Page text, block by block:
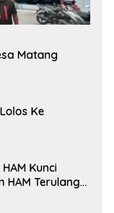
Matang
Ke
Kunci
HAM Terulang